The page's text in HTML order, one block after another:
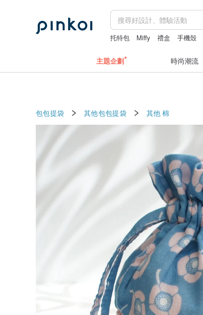
托特包 Miffy 禮盒 手機殼
主題企劃 時尚潮流
包包提袋 其他包包提袋 其他 棉